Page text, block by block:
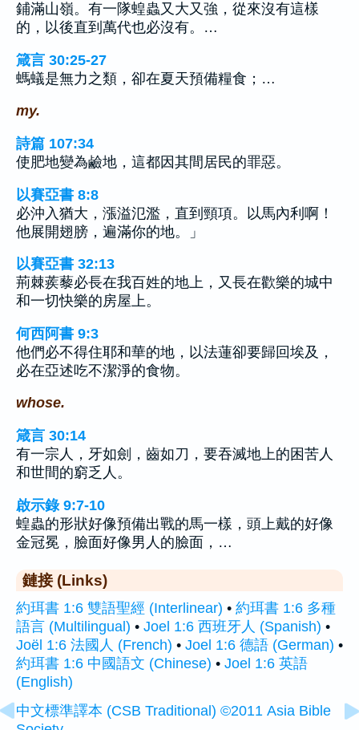
鋪滿山嶺。有一隊蝗蟲又大又強，從來沒有這樣
的，以後直到萬代也必沒有。…
箴言 30:25-27
螞蟻是無力之類，卻在夏天預備糧食；…
my.
詩篇 107:34
使肥地變為鹼地，這都因其間居民的罪惡。
以賽亞書 8:8
必沖入猶大，漲溢氾濫，直到頸項。以馬內利啊！
他展開翅膀，遍滿你的地。」
以賽亞書 32:13
荊棘蒺藜必長在我百姓的地上，又長在歡樂的城中
和一切快樂的房屋上。
何西阿書 9:3
他們必不得住耶和華的地，以法蓮卻要歸回埃及，
必在亞述吃不潔淨的食物。
whose.
箴言 30:14
有一宗人，牙如劍，齒如刀，要吞滅地上的困苦人
和世間的窮乏人。
啟示錄 9:7-10
蝗蟲的形狀好像預備出戰的馬一樣，頭上戴的好像
金冠冕，臉面好像男人的臉面，…
鏈接 (Links)
約珥書 1:6 雙語聖經 (Interlinear) • 約珥書 1:6 多種
語言 (Multilingual) • Joel 1:6 西班牙人 (Spanish) •
Joël 1:6 法國人 (French) • Joel 1:6 德語 (German) •
約珥書 1:6 中國語文 (Chinese) • Joel 1:6 英語
(English)
中文標準譯本 (CSB Traditional) ©2011 Asia Bible